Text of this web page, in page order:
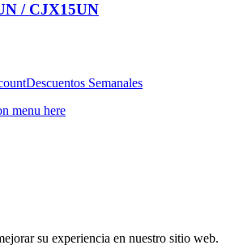
/ CJX15UN
Descuentos Semanales
menu here
su experiencia en nuestro sitio web.